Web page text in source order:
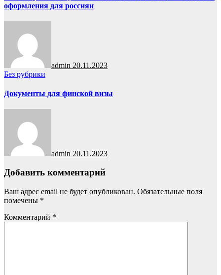
оформления для россиян
admin 20.11.2023
Без рубрики
Документы для финской визы
admin 20.11.2023
Добавить комментарий
Ваш адрес email не будет опубликован. Обязательные поля
помечены *
Комментарий *